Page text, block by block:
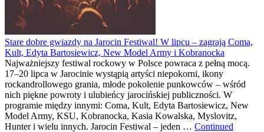
Stare dobre gwiazdy na Jarocin Festiwal! W lipcu – zagrają Coma,
Kult, Edyta Bartosiewicz, New Model Army i Kobranocka
Najważniejszy festiwal rockowy w Polsce powraca z pełną mocą.
17–20 lipca w Jarocinie wystąpią artyści niepokorni, ikony
rockandrollowego grania, młode pokolenie punkowców – wśród
nich piękne powroty i ulubieńcy jarocińskiej publiczności. W
programie między innymi: Coma, Kult, Edyta Bartosiewicz, New
Model Army, KSU, Kobranocka, Kasia Kowalska, Myslovitz,
Hunter i wielu innych. Jarocin Festiwal – jeden … Continued